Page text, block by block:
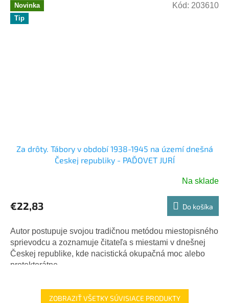
hviezdičiek.
Novinka
Tip
Za drôty. Tábory v období 1938-1945 na území dnešná
Českej republiky - PAĎOVET JURÍ
Na sklade
€22,83 Do košíka
Autor postupuje svojou tradičnou metódou miestopisného
sprievodcu a zoznamuje čitateľa s miestami v dnešnej
Českej republike, kde nacistická okupačná moc alebo
protektorátne...
Kód: 203610
ZOBRAZIŤ VŠETKY SÚVISIACE PRODUKTY